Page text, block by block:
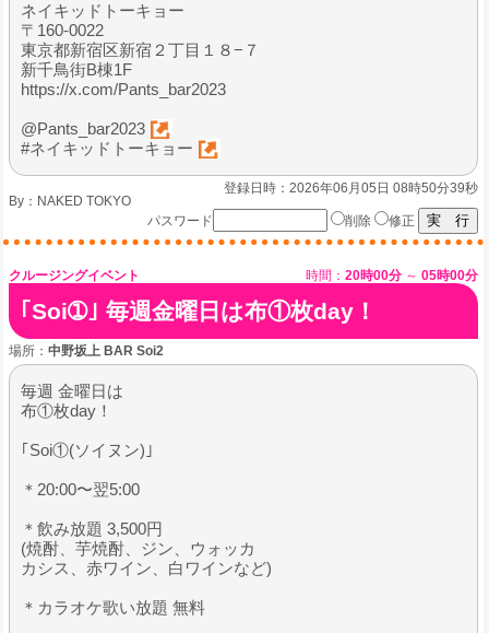
ネイキッドトーキョー
〒160-0022
東京都新宿区新宿２丁目１８−７
新千鳥街B棟1F
https://x.com/Pants_bar2023
@Pants_bar2023
#ネイキッドトーキョー
登録日時：2026年06月05日 08時50分39秒
By： NAKED TOKYO
パスワード
削除 修正
クルージングイベント 時間： 20時00分 ～ 05時00分
｢Soi➀｣ 毎週金曜日は布①枚day！
場所： 中野坂上 BAR Soi2
毎週 金曜日は
布①枚day！
｢Soi①(ソイヌン)｣
＊20:00〜翌5:00
＊飲み放題 3,500円
(焼酎、芋焼酎、ジン、ウォッカ
カシス、赤ワイン、白ワインなど)
＊カラオケ歌い放題 無料